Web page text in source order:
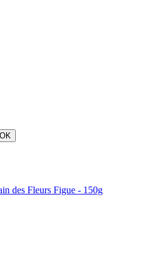
OK
des Fleurs Figue - 150g